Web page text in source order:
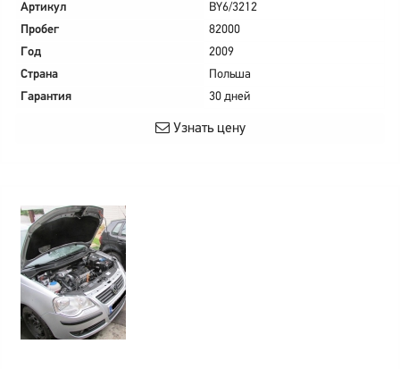
Артикул
BY6/3212
Пробег
82000
Год
2009
Страна
Польша
Гарантия
30 дней
Узнать цену